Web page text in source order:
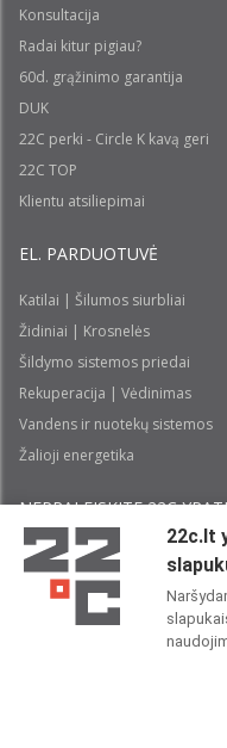
Konsultacija
Radai kitur pigiau?
60d. grąžinimo garantija
DUK
22C perki - Circle K kavą geri
22C TOP
Klientu atsiliepimai
EL. PARDUOTUVĖ
Katilai | Šilumos siurbliai
Židiniai | Krosnelės
Šildymo sistemos priedai
Rekuperacija | Vėdinimas
Vandens ir nuotekų sistemos
Žalioji energetika
NEPRALEISKITE 22С
Perskaičiau ir
22C SOCIALINIUOSE
22c.lt